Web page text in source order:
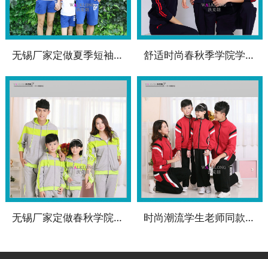
无锡厂家定做夏季短袖圆领运动校服套装WK-SC5910 舒适时尚春秋季学院学生校服WK-SC5907
无锡厂家定做春秋学院学生运动式校服WK-SC5902 时尚潮流学生老师同款运动春秋校服WK-SC5901